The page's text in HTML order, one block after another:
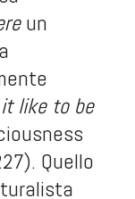
un
like to be
Quello